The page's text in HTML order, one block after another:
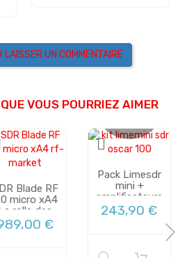
LAISSER UN COMMENTAIRE
VOUS POURRIEZ AIMER
Blade RF
micro xA4
rolls des
sdr
€
Plus de stock
Pack Limesdr
mini +
amplificateurs
LNA 128mW
+...
243,90 €